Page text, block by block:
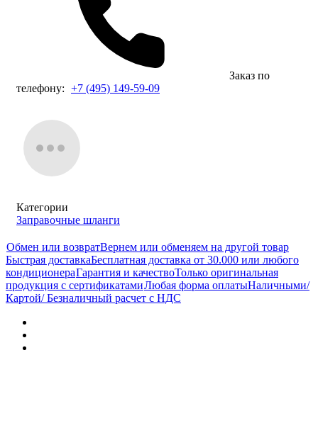
Заказ по
телефону: +7 (495) 149-59-09
Категории
Заправочные шланги
Обмен или возвратВернем или обменяем на другой товар
Быстрая доставкаБесплатная доставка от 30.000 или любого
кондиционераГарантия и качествоТолько оригинальная
продукция с сертификатамиЛюбая форма оплатыНаличными/
Картой/ Безналичный расчет с НДС